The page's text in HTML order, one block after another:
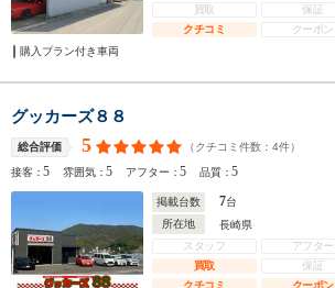
買取
保証
クチコミ
クーポン
購入プラン付き車両
グッカーズ８８
総合評価 5 （クチコミ件数： 4件）
接客：5 雰囲気：5 アフター：5 品質：5
掲載台数 7台
所在地
長崎県
スタッフ
アフター
買取
保証
クチコミ
クーポン